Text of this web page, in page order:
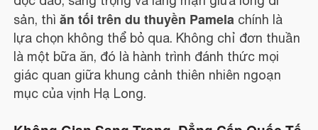
sản, thìăn tối trên du thuyền Pamela chính là
lựa chọn không thể bỏ qua. Không chỉ đơn thuần
là một bữa ăn, đó là hành trình đánh thức mọi
giác quan giữa khung cảnh thiên nhiên ngoạn
mục của vịnh Hạ Long.